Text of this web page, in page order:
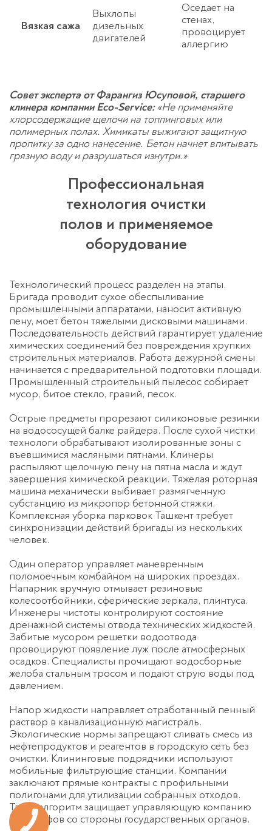
Вязкая сажа
Выхлопы
дизельных
двигателей
Оседает на
стенах,
провоцирует
аллергию
Совет эксперта от Фарангиз Юсуповой, старшего
клинера компании Eco-Service: «Не применяйте
хлорсодержащие щелочи на топпинговых или
полимерных полах. Химикаты выжигают защитную
пропитку за одно нанесение. Бетон начнет впитывать
грязную воду и разрушаться изнутри.»
Профессиональная
технология очистки
полов и применяемое
оборудование
Технологический процесс разделен на этапы.
Бригада проводит сухое обеспыливание
промышленными аппаратами, наносит активную
пену, моет бетон тяжелыми дисковыми машинами.
Последовательность действий гарантирует удаление
химических соединений без повреждения хрупких
строительных материалов. Работа дежурной смены
начинается с предварительной подготовки площади.
Промышленный строительный пылесос собирает
мусор, битое стекло, гравий, песок.
Острые предметы прорезают силиконовые резинки
на водососущей балке райдера. После сухой чистки
технологи обрабатывают изолированные зоны с
въевшимися масляными пятнами. Клинеры
распыляют щелочную пену на пятна масла и ждут
завершения химической реакции. Тяжелая роторная
машина механически выбивает размягченную
субстанцию из микропор бетонной стяжки.
Комплексная уборка парковок Ташкенттребует
синхронизации действий бригады из нескольких
человек.
Один оператор управляет маневренным
поломоечным комбайном на широких проездах.
Напарник вручную отмывает резиновые
колесоотбойники, сферические зеркала, плинтуса.
Инженеры чистоты контролируют состояние
дренажной системы отвода технических жидкостей.
Забитые мусором решетки водоотвода
провоцируют появление луж после атмосферных
осадков. Специалисты прочищают водосборные
желоба стальным тросом и подают струю воды под
давлением.
Напор жидкости направляет отработанный пенный
раствор в канализационную магистраль.
Экологические нормы запрещают сливать смесь из
нефтепродуктов и реагентов в городскую сеть без
очистки. Клининговые подрядчики используют
мобильные фильтрующие станции. Компании
заключают прямые контракты с профильными
полигонами для утилизации собранных отходов.
Такой алгоритм защищает управляющую компанию
от штрафов со стороны государственных органов.